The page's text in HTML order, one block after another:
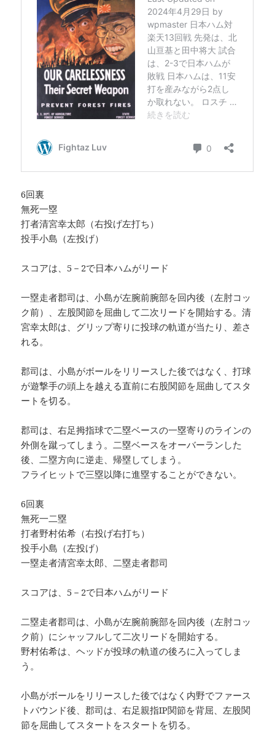
6回裏
無死一塁
打者清宮幸太郎（右投げ左打ち）
投手小島（左投げ）
スコアは、5－2で日本ハムがリード
一塁走者郡司は、小島が左腕前腕部を回内後（左肘コッ
ク前）、左股関節を屈曲して二次リードを開始する。清
宮幸太郎は、グリップ寄りに投球の軌道が当たり、差さ
れる。
郡司は、小島がボールをリリースした後ではなく、打球
が遊撃手の頭上を越える直前に右股関節を屈曲してスタ
ートを切る。
郡司は、右足拇指球で二塁ベースの一塁寄りのラインの
外側を蹴ってしまう。二塁ベースをオーバーランした
後、二塁方向に逆走、帰塁してしまう。
フライヒットで三塁以降に進塁することができない。
6回裏
無死一二塁
打者野村佑希（右投げ右打ち）
投手小島（左投げ）
一塁走者清宮幸太郎、二塁走者郡司
スコアは、5－2で日本ハムがリード
二塁走者郡司は、小島が左腕前腕部を回内後（左肘コッ
ク前）にシャッフルして二次リードを開始する。
野村佑希は、ヘッドが投球の軌道の後ろに入ってしま
う。
小島がボールをリリースした後ではなく内野でファース
トバウンド後、郡司は、右足親指IP関節を背屈、左股関
節を屈曲してスタートをスタートを切る。